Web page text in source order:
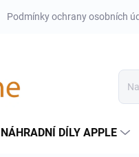
Podmínky ochrany osobních
NÁHRADNÍ DÍLY APPLE